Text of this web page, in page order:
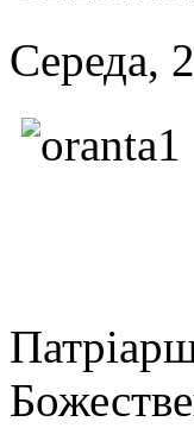
Середа,